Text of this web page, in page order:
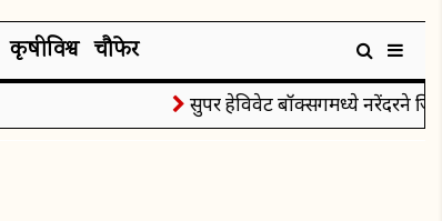
कृषीविश्व चौफेर
सुपर हेविवेट बॉक्सिंगमध्ये नरेंदरने